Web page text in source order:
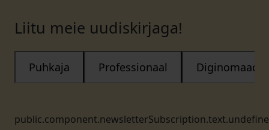
Liitu meie uudiskirjaga!
Puhkaja Professionaal Diginomaad